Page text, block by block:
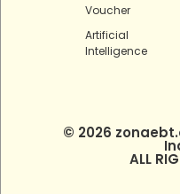
Voucher
Artificial
Intelligence
© 2026
ALL